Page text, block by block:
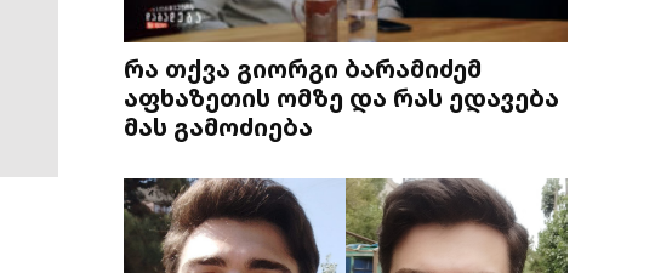
რა თქვა გიორგი ბარამიძემ
აფხაზეთის ომზე და რას ედავება
მას გამოძიება